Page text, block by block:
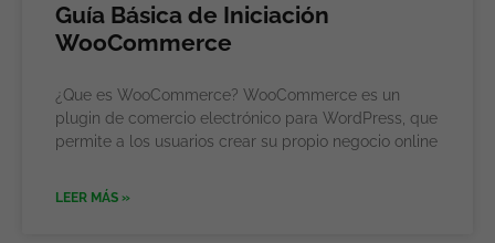
Guía Básica de Iniciación
WooCommerce
¿Que es WooCommerce? WooCommerce es un
plugin de comercio electrónico para WordPress, que
permite a los usuarios crear su propio negocio online
LEER MÁS »